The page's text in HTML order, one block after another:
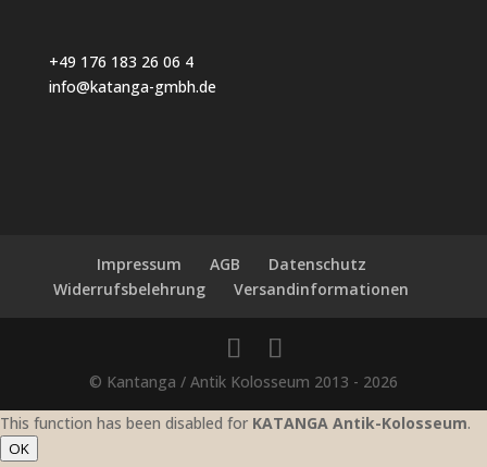
+49 176 183 26 06 4
info@katanga-gmbh.de
Impressum AGB
Datenschutz
Widerrufsbelehrung
Versandinformationen
© Kantanga / Antik Kolosseum 2013 - 2026
This function has been disabled for KATANGA Antik-Kolosseum.
OK